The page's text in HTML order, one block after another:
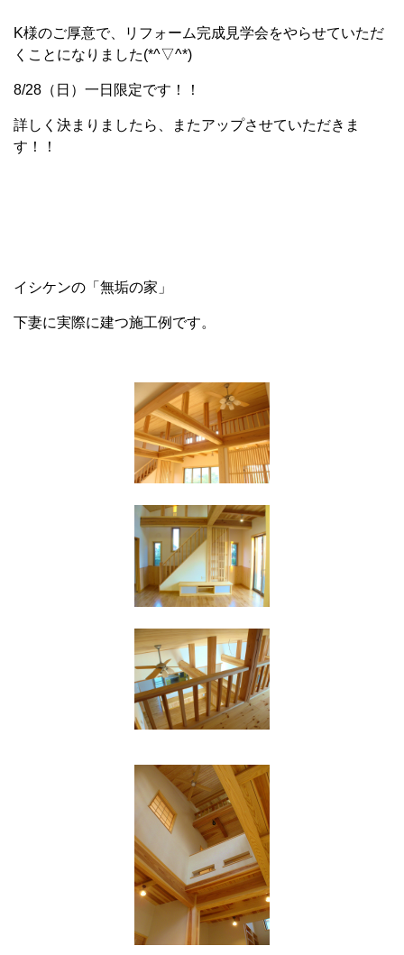
K様のご厚意で、リフォーム完成見学会をやらせていただ
くことになりました(*^▽^*)
8/28（日）一日限定です！！
詳しく決まりましたら、またアップさせていただきま
す！！
イシケンの「無垢の家」
下妻に実際に建つ施工例です。